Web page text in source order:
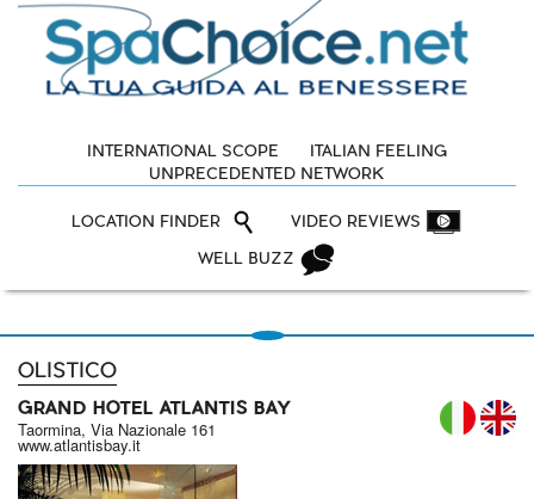
INTERNATIONAL SCOPE
ITALIAN FEELING
UNPRECEDENTED NETWORK
LOCATION FINDER VIDEO REVIEWS
WELL BUZZ
OLISTICO
IT
GRAND HOTEL ATLANTIS BAY
Taormina, Via Nazionale 161
www.atlantisbay.it